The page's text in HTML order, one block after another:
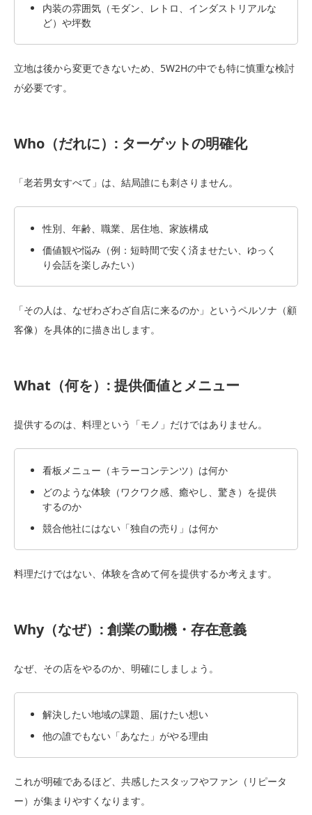
内装の雰囲気（モダン、レトロ、インダストリアルな
ど）や坪数
立地は後から変更できないため、5W2Hの中でも特に慎重な検討
が必要です。
Who（だれに）: ターゲットの明確化
「老若男女すべて」は、結局誰にも刺さりません。
性別、年齢、職業、居住地、家族構成
価値観や悩み（例：短時間で安く済ませたい、ゆっく
り会話を楽しみたい）
「その人は、なぜわざわざ自店に来るのか」というペルソナ（顧
客像）を具体的に描き出します。
What（何を）: 提供価値とメニュー
提供するのは、料理という「モノ」だけではありません。
看板メニュー（キラーコンテンツ）は何か
どのような体験（ワクワク感、癒やし、驚き）を提供
するのか
競合他社にはない「独自の売り」は何か
料理だけではない、体験を含めて何を提供するか考えます。
Why（なぜ）: 創業の動機・存在意義
なぜ、その店をやるのか、明確にしましょう。
解決したい地域の課題、届けたい想い
他の誰でもない「あなた」がやる理由
これが明確であるほど、共感したスタッフやファン（リピータ
ー）が集まりやすくなります。